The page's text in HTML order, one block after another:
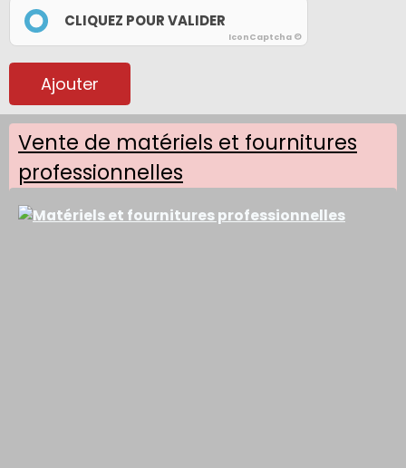
CLIQUEZ POUR VALIDER
IconCaptcha ©
Ajouter
Vente de matériels et fournitures
professionnelles